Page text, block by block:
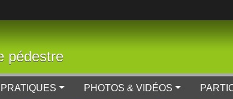
pédestre
PRATIQUES PHOTOS & VIDÉOS